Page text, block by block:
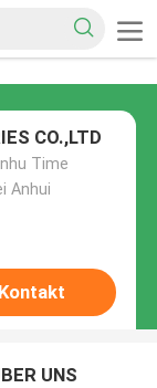
CO.,LTD
Time
Anhui
Kontakt
UNS